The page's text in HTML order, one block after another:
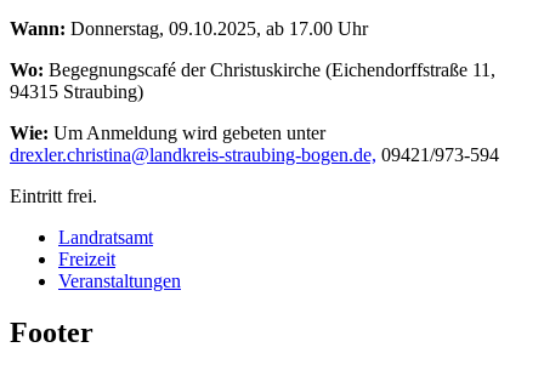
Wann: Donnerstag, 09.10.2025, ab 17.00 Uhr
Wo: Begegnungscafé der Christuskirche (Eichendorffstraße 11,
94315 Straubing)
Wie: Um Anmeldung wird gebeten unter
drexler.christina@landkreis-straubing-bogen.de, 09421/973-594
Eintritt frei.
Landratsamt
Freizeit
Veranstaltungen
Footer